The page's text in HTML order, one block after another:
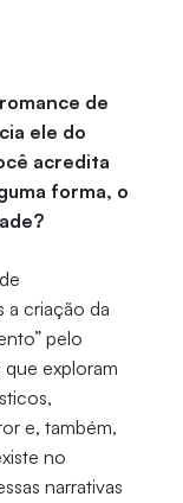
de
ele do
acredita
forma, o
a criação da
pelo
exploram
e, também,
no
narrativas